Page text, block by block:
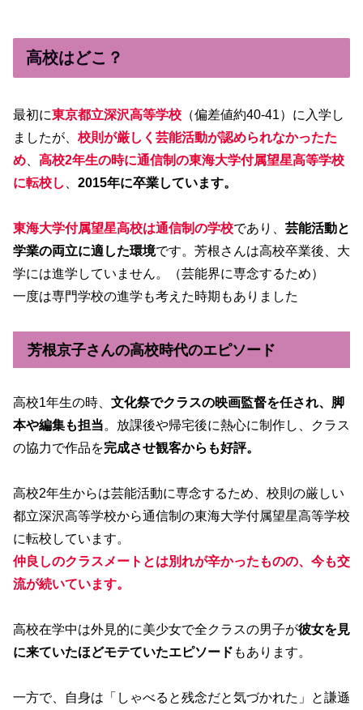
高校はどこ？
最初に東京都立深沢高等学校 （偏差値約40-41）に入学し
ましたが、 校則が厳しく芸能活動が認められなかったた
め
高校2年生の時に通信制の東海大学付属望星高等学校
に転校し
2015年に卒業しています。
東海大学付属望星高校は通信制の学校であり、 芸能活動と
学業の両立に適した環境です。芳根さんは高校卒業後、大
学には進学していません。（芸能界に専念するため）
一度は専門学校の進学も考えた時期もありました
芳根京子さんの高校時代のエピソード
高校1年生の時、 文化祭でクラスの映画監督を任され、脚
本や編集も担当。放課後や帰宅後に熱心に制作し、クラス
の協力で作品を完成させ観客からも好評。
高校2年生からは芸能活動に専念するため、校則の厳しい
都立深沢高等学校から通信制の東海大学付属望星高等学校
に転校しています。
仲良しのクラスメートとは別れが辛かったものの、今も交
流が続いています。
高校在学中は外見的に美少女で全クラスの男子が彼女を見
に来ていたほどモテていたエピソード もあります。
一方で、自身は「しゃべると残念だと気づかれた」と謙遜